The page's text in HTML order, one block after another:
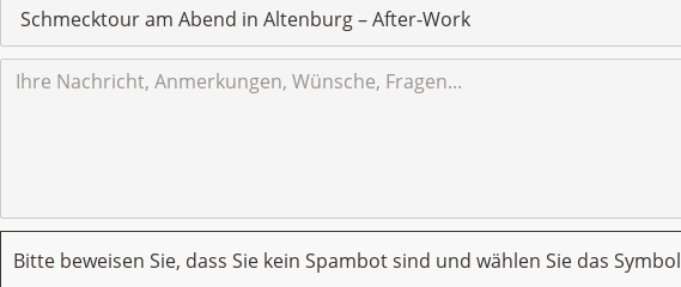
Bitte beweisen Sie, dass Sie kein Spambot sind und wählen Sie das Symbol